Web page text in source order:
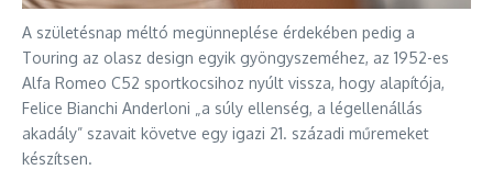
A születésnap méltó megünneplése érdekében pedig a
Touring az olasz design egyik gyöngyszeméhez, az 1952-es
Alfa Romeo C52 sportkocsihoz nyúlt vissza, hogy alapítója,
Felice Bianchi Anderloni „a súly ellenség, a légellenállás
akadály” szavait követve egy igazi 21. századi műremeket
készítsen.